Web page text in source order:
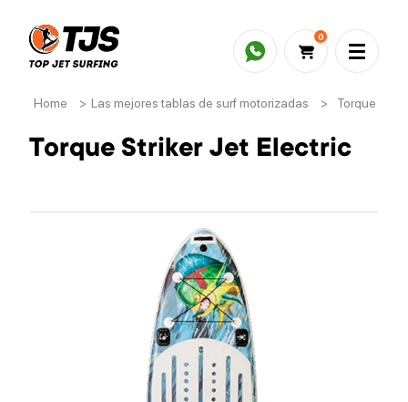
0
Home > Las mejores tablas de surf motorizadas > Torque
Torque Striker Jet Electric